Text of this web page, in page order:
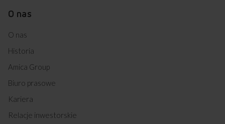
O nas
O nas
Historia
Amica Group
Biuro prasowe
Kariera
Relacje inwestorskie